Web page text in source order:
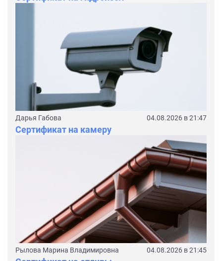
Дарья Габова 04.08.2026 в 21:47
Сертификат на камеру
Рылова Марина Владимировна 04.08.2026 в 21:45